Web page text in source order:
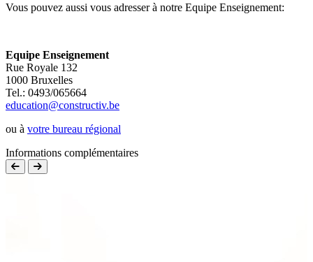
Vous pouvez aussi vous adresser à notre Equipe Enseignement:
Equipe Enseignement
Rue Royale 132
1000 Bruxelles
Tel.: 0493/065664
education@constructiv.be
ou à votre bureau régional
Informations complémentaires